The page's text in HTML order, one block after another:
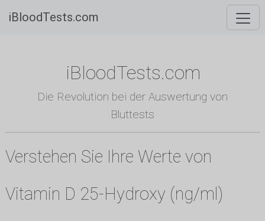
iBloodTests.com
iBloodTests.com
Die Revolution bei der Auswertung von
Bluttests
Verstehen Sie Ihre Werte von
Vitamin D 25-Hydroxy (ng/ml)